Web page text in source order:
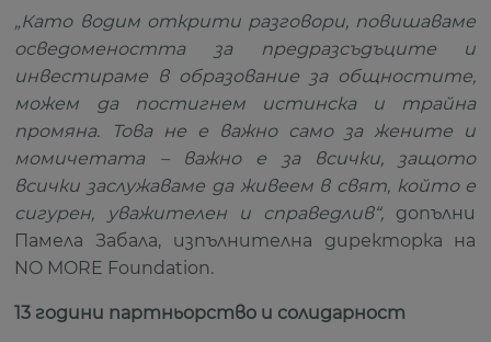
„Като водим открити разговори, повишаваме
осведомеността за предразсъдъците и
инвестираме в образование за общностите,
можем да постигнем истинска и трайна
промяна. Това не е важно само за жените и
момичетата – важно е за всички, защото
всички заслужаваме да живеем в свят, който е
сигурен, уважителен и справедлив“, допълни
Памела Забала, изпълнителна директорка на
NO MORE Foundation.
13 години партньорство и солидарност